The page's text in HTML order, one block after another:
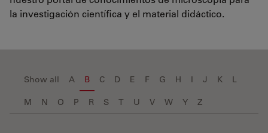
la investigación científica y el material didáctico.
Show all A B C D E F G H I J K L
M N O P R S T U V W Y Z